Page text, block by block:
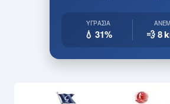
ΥΓΡΑΣΊΑ
💧 31% 💨 8